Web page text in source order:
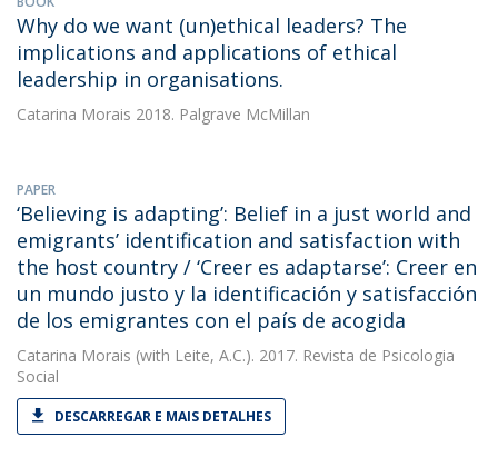
Why do we want (un)ethical leaders? The
implications and applications of ethical
leadership in organisations.
Catarina Morais 2018. Palgrave McMillan
PAPER
‘Believing is adapting’: Belief in a just world and
emigrants’ identification and satisfaction with
the host country / ‘Creer es adaptarse’: Creer en
un mundo justo y la identificación y satisfacción
de los emigrantes con el país de acogida
Catarina Morais (with Leite, A.C.). 2017. Revista de Psicologia
Social
DESCARREGAR E MAIS DETALHES